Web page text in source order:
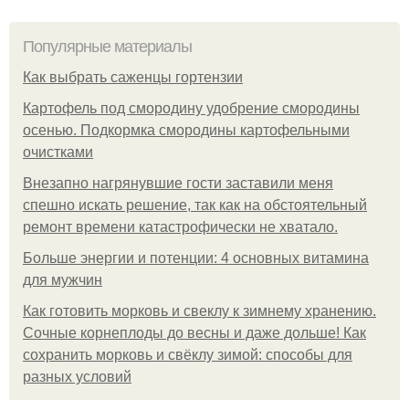
Популярные материалы
Как выбрать саженцы гортензии
Картофель под смородину удобрение смородины
осенью. Подкормка смородины картофельными
очистками
Внезапно нагрянувшие гости заставили меня
спешно искать решение, так как на обстоятельный
ремонт времени катастрофически не хватало.
Больше энергии и потенции: 4 основных витамина
для мужчин
Как готовить морковь и свеклу к зимнему хранению.
Сочные корнеплоды до весны и даже дольше! Как
сохранить морковь и свёклу зимой: способы для
разных условий